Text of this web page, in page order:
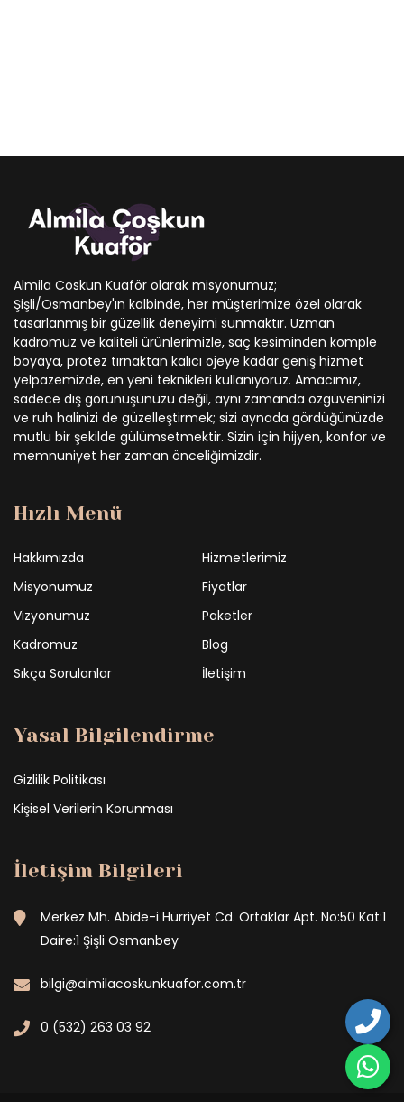
Almila Coskun Kuaför olarak misyonumuz;
Şişli/Osmanbey'ın kalbinde, her müşterimize özel olarak
tasarlanmış bir güzellik deneyimi sunmaktır. Uzman
kadromuz ve kaliteli ürünlerimizle, saç kesiminden komple
boyaya, protez tırnaktan kalıcı ojeye kadar geniş hizmet
yelpazemizde, en yeni teknikleri kullanıyoruz. Amacımız,
sadece dış görünüşünüzü değil, aynı zamanda özgüveninizi
ve ruh halinizi de güzelleştirmek; sizi aynada gördüğünüzde
mutlu bir şekilde gülümsetmektir. Sizin için hijyen, konfor ve
memnuniyet her zaman önceliğimizdir.
Hızlı Menü
Hakkımızda
Hizmetlerimiz
Misyonumuz
Fiyatlar
Vizyonumuz
Paketler
Kadromuz
Blog
Sıkça Sorulanlar
İletişim
Yasal Bilgilendirme
Gizlilik Politikası
Kişisel Verilerin Korunması
İletişim Bilgileri
Merkez Mh. Abide-i Hürriyet Cd. Ortaklar Apt. No:50 Kat:1
Daire:1 Şişli Osmanbey
bilgi@almilacoskunkuafor.com.tr
0 (532) 263 03 92